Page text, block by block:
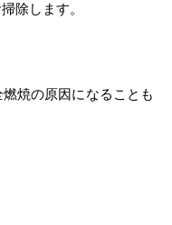
除します。
焼の原因になることも